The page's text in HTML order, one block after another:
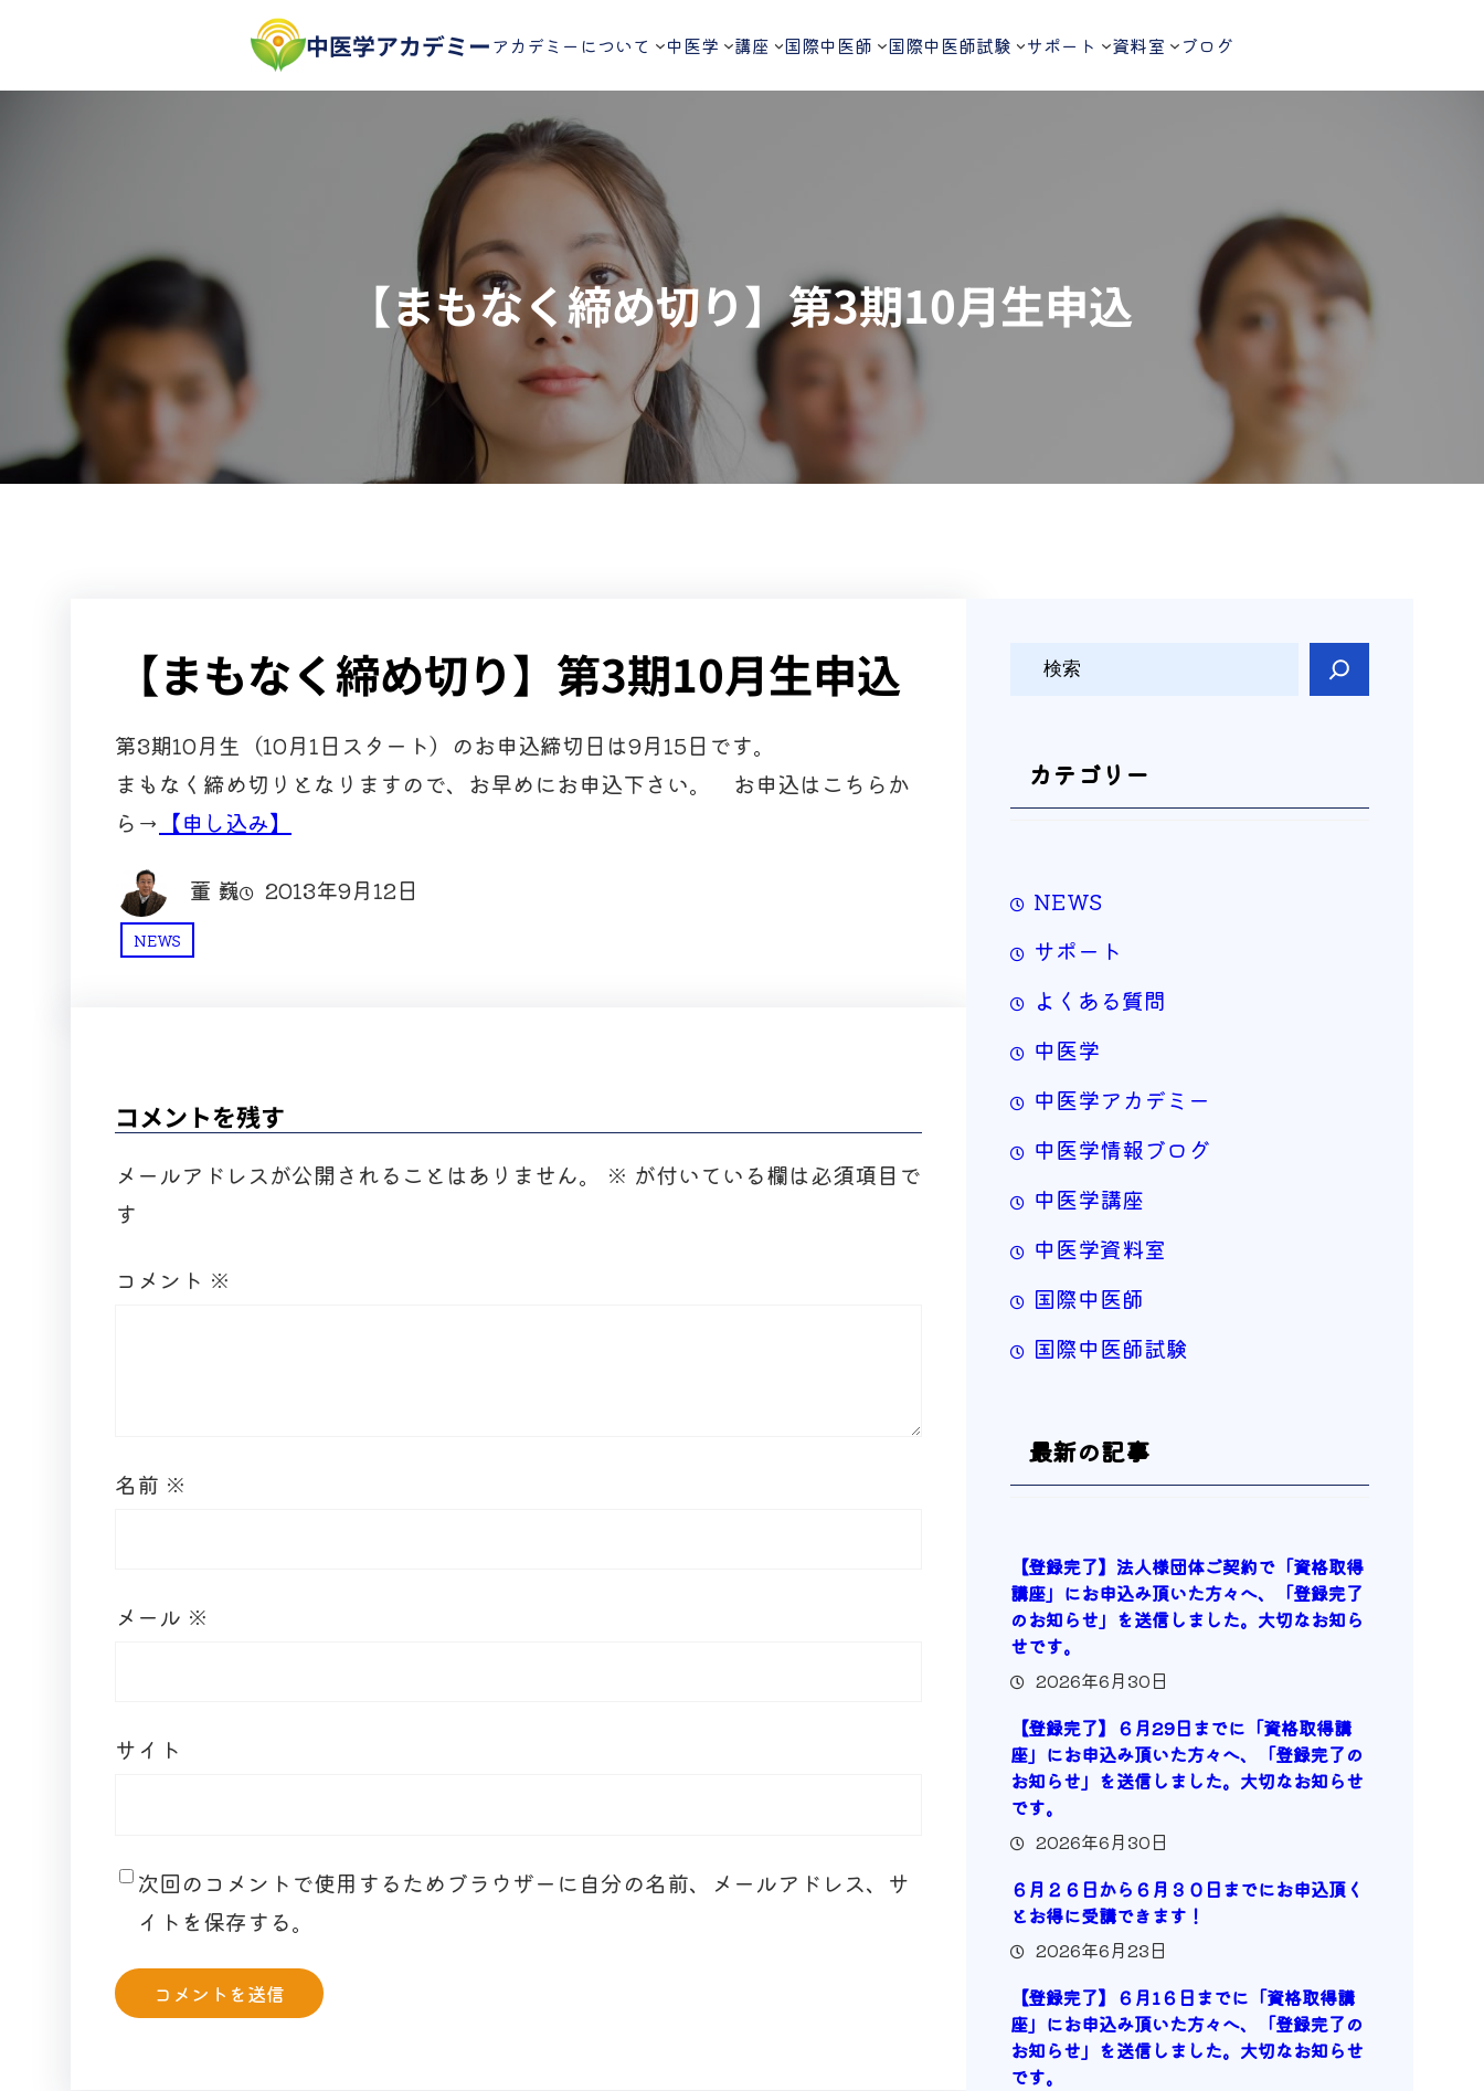
を
中医学アカデミーアカデミーについて 中医学 講座 国際中医師 国際中医師試験 サポート 資料室 ブログ
【まもなく締め切り】第3期10月生申込
【まもなく締め切り】第3期10月生申込
第3期10月生（10月1日スタート）のお申込締切日は9月15日です。
まもなく締め切りとなりますので、お早めにお申込下さい。 お申込はこちらか
ら→ 【申し込み】
董 巍 2013年9月12日
NEWS
コメントを残す
メールアドレスが公開されることはありません。 ※ が付いている欄は必須項目で
す
コメント ※
名前 ※
メール ※
サイト
次回のコメントで使用するためブラウザーに自分の名前、メールアドレス、サ
イトを保存する。
カテゴリー
NEWS
サポート
よくある質問
中医学
中医学アカデミー
中医学情報ブログ
中医学講座
中医学資料室
国際中医師
国際中医師試験
最新の記事
【登録完了】法人様団体ご契約で「資格取得
講座」にお申込み頂いた方々へ、「登録完了
のお知らせ」を送信しました。大切なお知ら
せです。
2026年6月30日
【登録完了】６月29日までに「資格取得講
座」にお申込み頂いた方々へ、「登録完了の
お知らせ」を送信しました。大切なお知らせ
です。
2026年6月30日
６月２６日から６月３０日までにお申込頂く
とお得に受講できます！
2026年6月23日
【登録完了】６月1６日までに「資格取得講
座」にお申込み頂いた方々へ、「登録完了の
お知らせ」を送信しました。大切なお知らせ
です。